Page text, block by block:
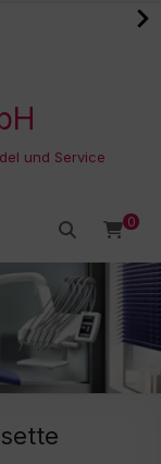
und Service
0